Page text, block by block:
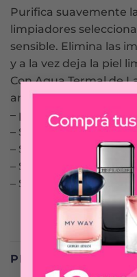
Purifica suavemente
limpiadores
sensible. Elimina las
y a la vez deja la piel
Con Agua Termal de
antirritante:
– pH 5.5
– Sin jabón
– Sin alcohol
– Sin colorantes
– Sin parabenos
PRODUCTOS